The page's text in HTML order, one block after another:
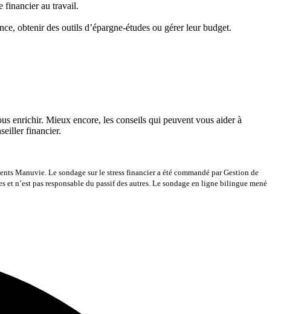
financier au travail.
obtenir des outils d’épargne-études ou gérer leur budget.
enrichir. Mieux encore, les conseils qui peuvent vous aider à
financier.
Manuvie. Le sondage sur le stress financier a été commandé par Gestion de
n’est pas responsable du passif des autres. Le sondage en ligne bilingue mené